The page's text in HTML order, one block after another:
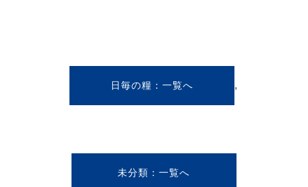
日毎の糧 ,
未分類